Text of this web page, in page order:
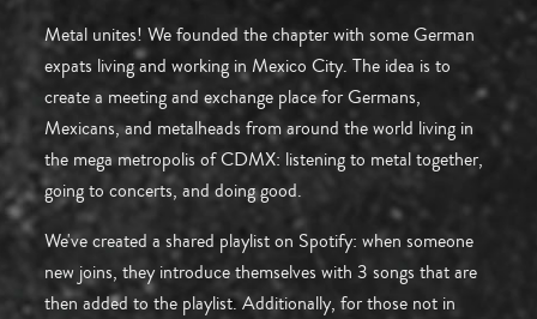
Metal unites! We founded the chapter with some German
expats living and working in Mexico City. The idea is to
create a meeting and exchange place for Germans,
Mexicans, and metalheads from around the world living in
the mega metropolis of CDMX: listening to metal together,
going to concerts, and doing good.
We've created a shared playlist on Spotify: when someone
new joins, they introduce themselves with 3 songs that are
then added to the playlist. Additionally, for those not in